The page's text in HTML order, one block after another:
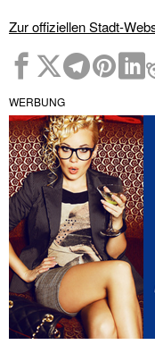
Zur offiziellen Stadt-
WERBUNG